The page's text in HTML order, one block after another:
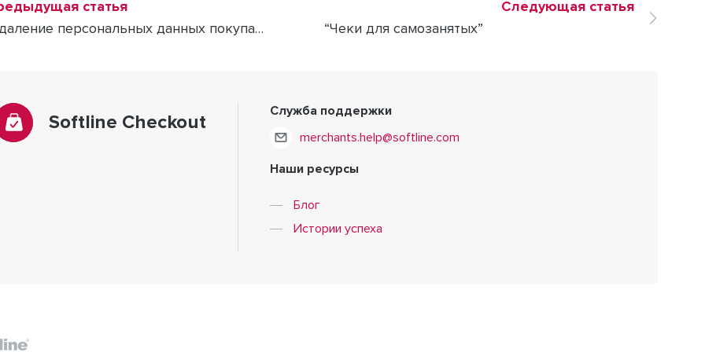
статья
“Удаление персональных данных покупателя”
Следующая статья
“Чеки для самозанятых”
Softline Checkout
Служба поддержки
merchants.help@softline.com
Наши ресурсы
Блог
Истории успеха